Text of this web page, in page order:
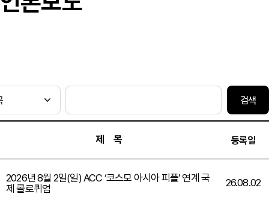
제 목 등록일
2026년 8월 2일(일) ACC ‘코스모 아시아 피플’ 연계 국
제 콜로퀴엄
26.08.02
검색